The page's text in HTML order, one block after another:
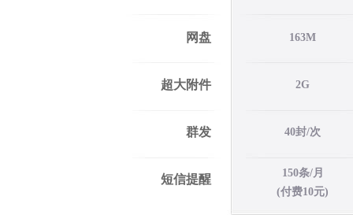
网盘
超大附件
群发
短信提醒
163M
2G
40封/次
150条/月
(付费10元)